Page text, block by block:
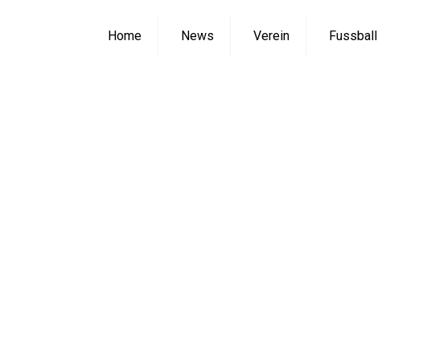
Home News Verein Fussball